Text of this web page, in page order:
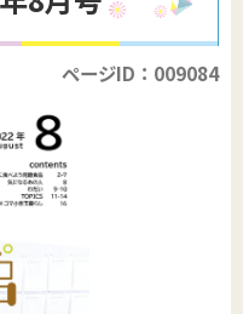
ページID：009084